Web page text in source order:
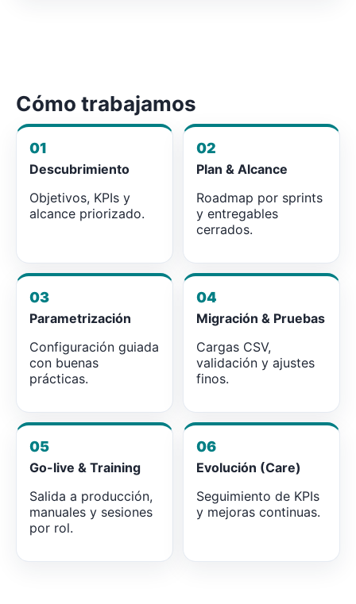
Cómo trabajamos
01
Descubrimiento
Objetivos, KPIs y
alcance priorizado.
02
Plan & Alcance
Roadmap por sprints
y entregables
cerrados.
03
Parametrización
Configuración guiada
con buenas
prácticas.
04
Migración & Pruebas
Cargas CSV,
validación y ajustes
finos.
05
Go-live & Training
Salida a producción,
manuales y sesiones
por rol.
06
Evolución (Care)
Seguimiento de KPIs
y mejoras continuas.